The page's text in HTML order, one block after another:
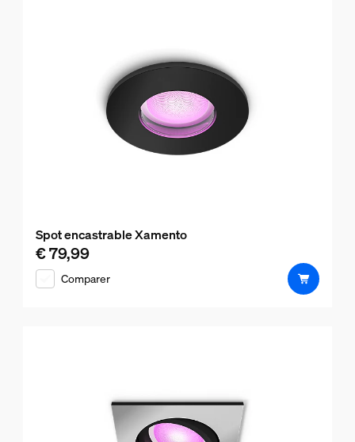
Spot encastrable Xamento
Le prix actuel est € 79,99
€ 79,99
Comparer